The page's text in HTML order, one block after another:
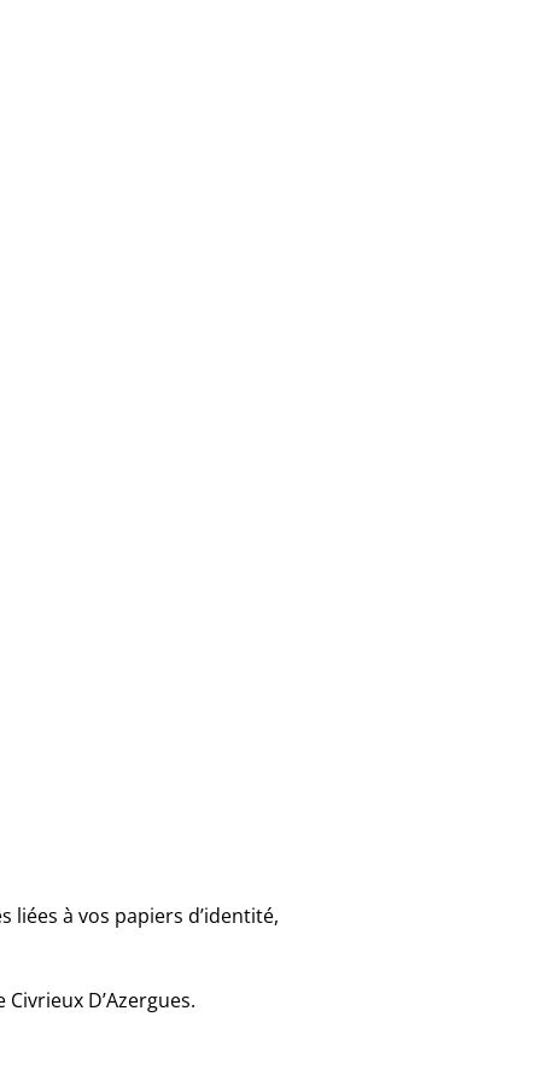
liées à vos papiers d’identité,
D’Azergues.